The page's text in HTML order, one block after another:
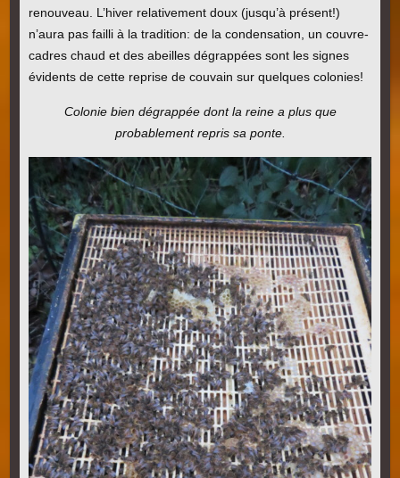
renouveau. L’hiver relativement doux (jusqu’à présent!)
n’aura pas failli à la tradition: de la condensation, un couvre-
cadres chaud et des abeilles dégrappées sont les signes
évidents de cette reprise de couvain sur quelques colonies!
Colonie bien dégrappée dont la reine a plus que
probablement repris sa ponte.